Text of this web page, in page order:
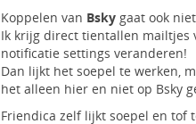
Koppelen van Bsky gaat ook
Ik krijg direct tientallen mailtjes
notificatie settings veranderen!
Dan lijkt het soepel te werken,
het alleen hier en niet op Bsky
Friendica zelf lijkt soepel en tof